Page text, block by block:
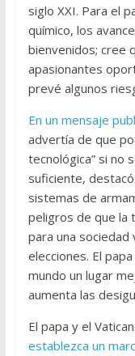
siglo XXI. Para el
químico, los
bienvenidos; cree
apasionantes
prevé algunos
En un mensaje
advertía de que
tecnológica” si no
suficiente,
sistemas de
peligros de que la
para una
elecciones. El
mundo un lugar
aumenta las
El papa y el
establezca un